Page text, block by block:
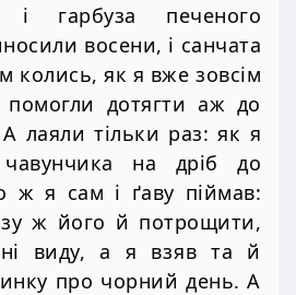
гарбуза печеного
восени, і санчата
колись, як я вже зовсім
помогли дотягти аж до
лаяли тільки раз: як я
на дріб до
ж я сам і ґаву піймав:
ж його й потрощити,
виду, а я взяв та й
про чорний день. А